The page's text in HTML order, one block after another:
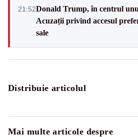
21:52Donald Trump, în centrul
Acuzații privind accesul
sale
Distribuie articolul
Mai multe articole despre